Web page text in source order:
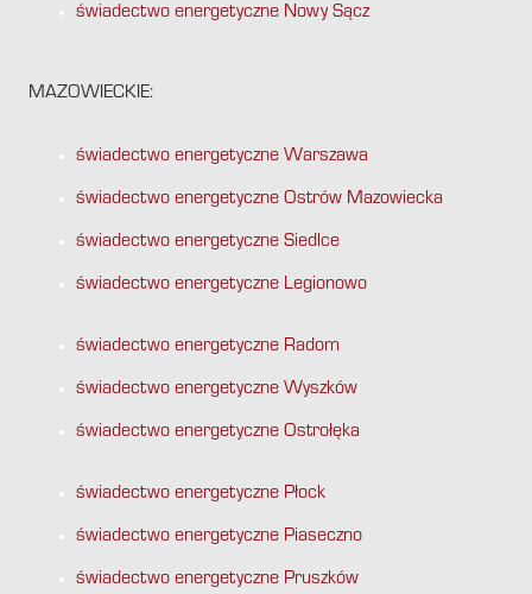
świadectwo energetyczne Nowy Sącz
MAZOWIECKIE:
świadectwo energetyczne Warszawa
świadectwo energetyczne Ostrów Mazowiecka
świadectwo energetyczne Siedlce
świadectwo energetyczne Legionowo
świadectwo energetyczne Radom
świadectwo energetyczne Wyszków
świadectwo energetyczne Ostrołęka
świadectwo energetyczne Płock
świadectwo energetyczne Piaseczno
świadectwo energetyczne Pruszków